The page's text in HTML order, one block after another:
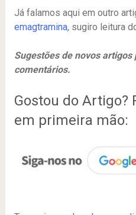
Já falamos aqui em outro
emagtramina, sugiro leitura
Sugestões de novos artigos
comentários.
Gostou do Artigo?
em primeira mão: